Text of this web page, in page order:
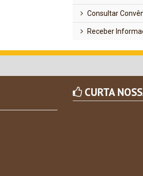
Consultar
Receber
CURTA